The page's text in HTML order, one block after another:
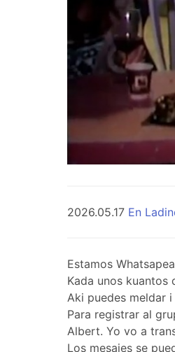
2026.05.17 En
Estamos
Kada unos kuantos
Aki puedes meldar
Para registrar al
Albert. Yo vo a
Los mesajes se